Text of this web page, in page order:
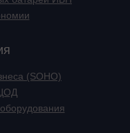
(SOHO)